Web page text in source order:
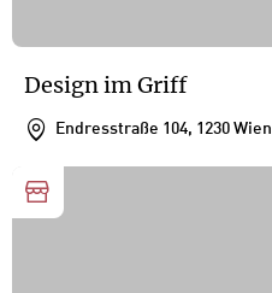
Design im Griff
Endresstraße 104, 1230 Wien